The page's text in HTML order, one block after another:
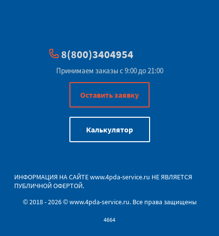
8(800)3404954
Принимаем заказы с 9:00 до 21:00
Оставить заявку
Калькулятор
ИНФОРМАЦИЯ НА САЙТЕwww.4pda-service.ru НЕ ЯВЛЯЕТСЯ
ПУБЛИЧНОЙ ОФЕРТОЙ.
© 2018 - 2026 © www.4pda-service.ru. Все права защищены
4664